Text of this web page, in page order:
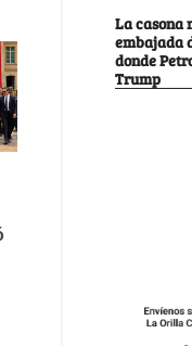
La casona
embajada
donde
Trump